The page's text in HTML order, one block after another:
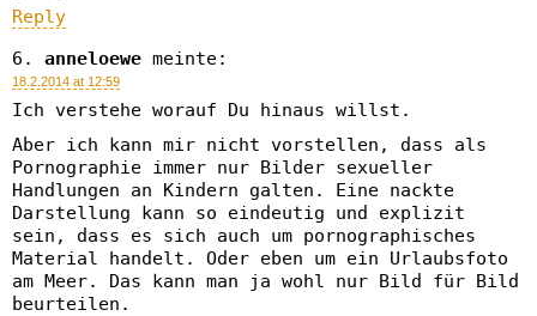
Reply
anneloewe meinte:
18.2.2014 at 12:59
Ich verstehe worauf Du hinaus willst.
Aber ich kann mir nicht vorstellen, dass als
Pornographie immer nur Bilder sexueller
Handlungen an Kindern galten. Eine nackte
Darstellung kann so eindeutig und explizit
sein, dass es sich auch um pornographisches
Material handelt. Oder eben um ein Urlaubsfoto
am Meer. Das kann man ja wohl nur Bild für Bild
beurteilen.